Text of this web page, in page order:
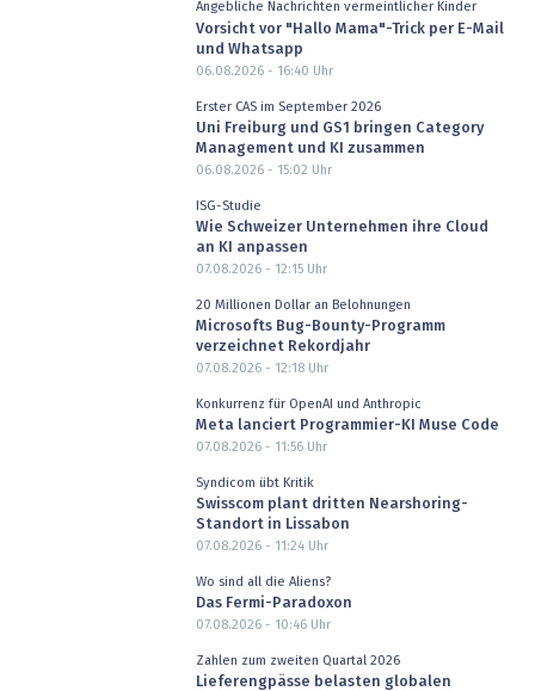
Angebliche Nachrichten vermeintlicher Kinder
Vorsicht vor "Hallo Mama"-Trick per E-Mail
und Whatsapp
06.08.2026 - 16:40 Uhr
Erster CAS im September 2026
Uni Freiburg und GS1 bringen Category
Management und KI zusammen
06.08.2026 - 15:02 Uhr
ISG-Studie
Wie Schweizer Unternehmen ihre Cloud
an KI anpassen
07.08.2026 - 12:15Uhr
20 Millionen Dollar an Belohnungen
Microsofts Bug-Bounty-Programm
verzeichnet Rekordjahr
07.08.2026 - 12:18Uhr
Konkurrenz für OpenAI und Anthropic
Meta lanciert Programmier-KI Muse Code
07.08.2026 - 11:56Uhr
Syndicom übt Kritik
Swisscom plant dritten Nearshoring-
Standort in Lissabon
07.08.2026 - 11:24Uhr
Wo sind all die Aliens?
Das Fermi-Paradoxon
07.08.2026 - 10:46Uhr
Zahlen zum zweiten Quartal 2026
Lieferengpässe belasten globalen